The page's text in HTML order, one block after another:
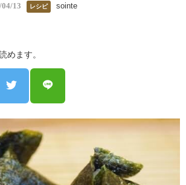
13 レシピ sointe
めます。